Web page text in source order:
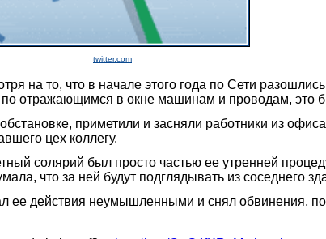
twitter.com
на то, что в начале этого года по Сети
отражающимся в окне машинам и проводам, это
приметили и засняли работники из офиса
цех коллегу.
солярий был просто частью ее утренней
что за ней будут подглядывать из соседнего
ее действия неумышленными и снял обвинения,